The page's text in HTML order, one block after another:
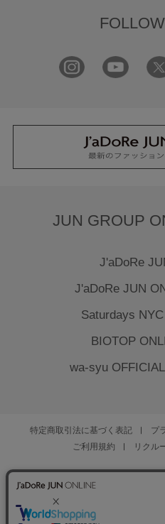
JUN GROUP
J'aDoRe
J'aDoRe JUN
Saturdays
BIOTOP
wa-syu
特定商取引法に基づく表記 プ
ご利用規約
リクル
© JUN CO.,LTD. ALL